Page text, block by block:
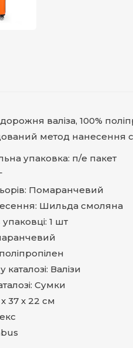
валіза, 100%
метод нанесення
упаковка: п/е пакет
Помаранчевий
Шильда смоляна
упаковці: 1 шт
каталозі: Валізи
Сумки
37 х 22 см